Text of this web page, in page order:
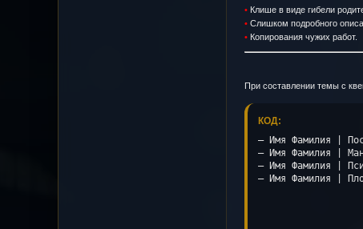
• Клише в виде гибели
• Слишком подробного
• Копирования чужих работ.
При составлении темы с
КОД:
– Имя Фамилия |
– Имя Фамилия |
– Имя Фамилия |